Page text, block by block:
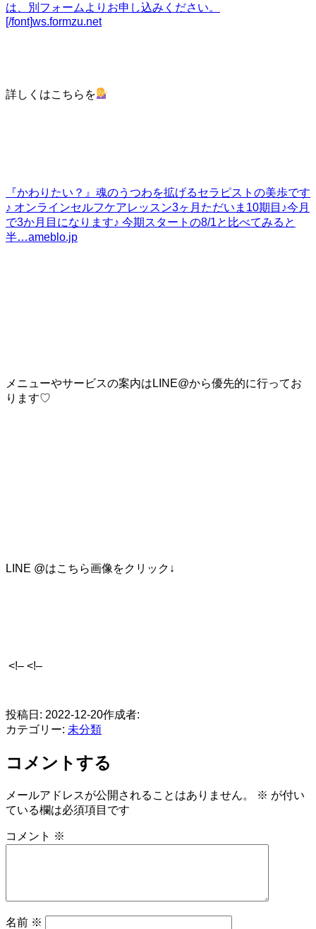
は、別フォームよりお申し込みください。
[/font]ws.formzu.net
詳しくはこちらを
『かわりたい？』 魂のうつわを拡げるセラピストの美歩です
♪ オンラインセルフケアレッスン3ヶ月ただいま10期目♪今月
で3か月目になります♪ 今期スタートの8/1と比べてみると
半…ameblo.jp
メニューやサービスの案内はLINE@から優先的に行ってお
ります♡
LINE @はこちら画像をクリック↓
<!– <!–
投稿日: 2022-12-20作成者:
カテゴリー: 未分類
コメントする
メールアドレスが公開されることはありません。 ※ が付い
ている欄は必須項目です
コメント ※
名前 ※